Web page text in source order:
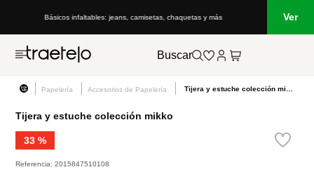
Lo que está de moda en Venezuela: marcas, estilo y tendencias Ver
Buscar
Papelería Accesorios de Papelería
Tijera y estuche colección mikko
33 %
Referencia:2015847510108